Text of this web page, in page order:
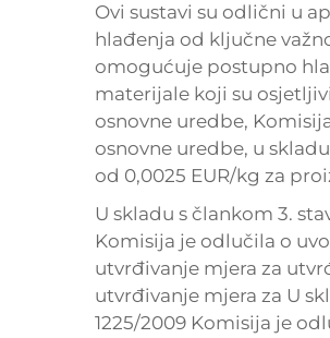
Ovi sustavi su odlični u
hlađenja od ključne
omogućuje postupno
materijale koji su
osnovne uredbe,
osnovne uredbe, u
od 0,0025 EUR/kg za
U skladu s člankom 3.
Komisija je odlučila o
utvrđivanje mjera za
utvrđivanje mjera za U
1225/2009 Komisija je